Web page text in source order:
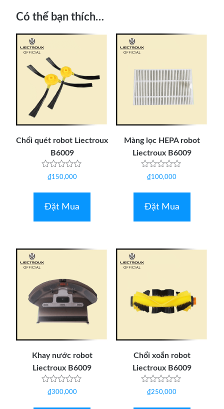
Có thể bạn thích…
Chổi quét robot Liectroux
B6009
Được
xếp
5
sao
₫150,000
Đặt Mua
Màng lọc HEPA robot
Liectroux B6009
Được
xếp
5
sao
₫100,000
Đặt Mua
Khay nước robot
Liectroux B6009
Được
xếp
₫300,000
Chổi xoắn robot
Liectroux B6009
Được
xếp
₫250,000